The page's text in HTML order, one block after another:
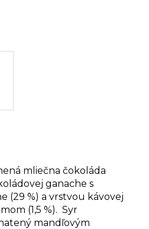
mliečna čokoláda
ganache s
(29 %) a vrstvou kávovej
(1,5 %). Syr
mandľovým